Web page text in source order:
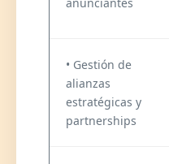
• Gestión de
alianzas
estratégicas y
partnerships